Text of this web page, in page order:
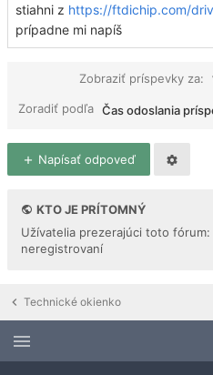
stiahni z https://ftdichip.com/
prípadne mi napíš
Zobraziť príspevky za:
Zoradiť podľa Čas odoslania
Napísať odpoveď
KTO JE PRÍTOMNÝ
Užívatelia prezerajúci toto
neregistrovaní
Technické okienko